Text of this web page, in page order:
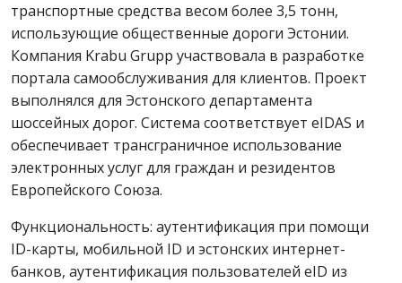
транспортные средства весом более 3,5 тонн,
использующие общественные дороги Эстонии.
Компания Krabu Grupp участвовала в разработке
портала самообслуживания для клиентов. Проект
выполнялся для Эстонского департамента
шоссейных дорог. Система соответствует eIDAS и
обеспечивает трансграничное использование
электронных услуг для граждан и резидентов
Европейского Союза.
Функциональность: аутентификация при помощи
ID-карты, мобильной ID и эстонских интернет-
банков, аутентификация пользователей eID из